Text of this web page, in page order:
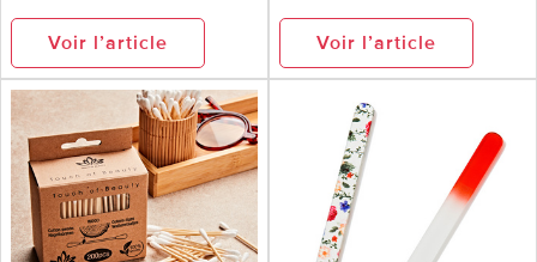
Voir l’article Voir l’article